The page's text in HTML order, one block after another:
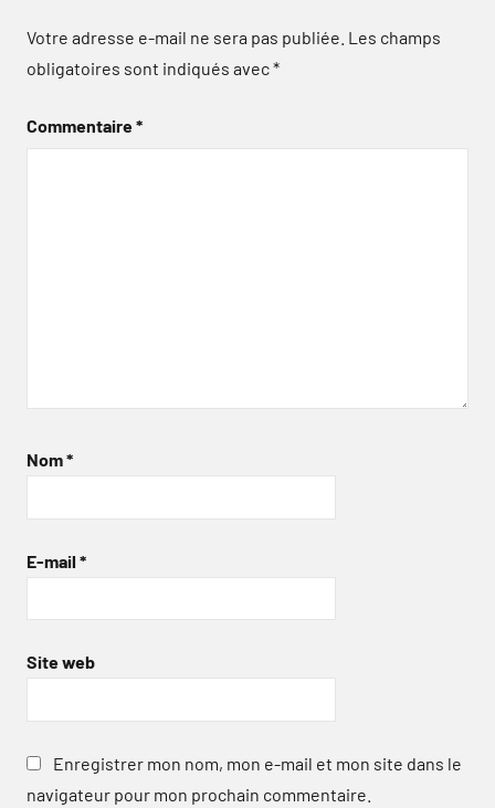
Votre adresse e-mail ne sera pas publiée. Les champs
obligatoires sont indiqués avec*
Commentaire*
Nom*
E-mail *
Site web
Enregistrer mon nom, mon e-mail et mon site dans le
navigateur pour mon prochain commentaire.